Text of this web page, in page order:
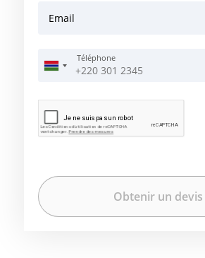
Email
Téléphone